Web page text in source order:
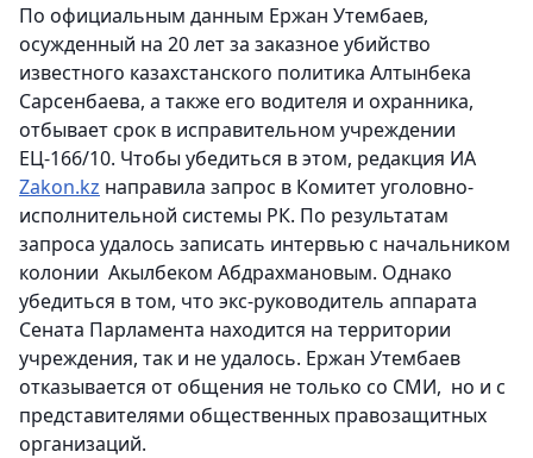
По официальным данным Ержан Утембаев,
осужденный на 20 лет за заказное убийство
известного казахстанского политика Алтынбека
Сарсенбаева, а также его водителя и охранника,
отбывает срок в исправительном учреждении
ЕЦ-166/10. Чтобы убедиться в этом, редакция ИА
Zakon.kz направила запрос в Комитет уголовно-
исполнительной системы РК. По результатам
запроса удалось записать интервью с начальником
колонии Акылбеком Абдрахмановым. Однако
убедиться в том, что экс-руководитель аппарата
Сената Парламента находится на территории
учреждения, так и не удалось. Ержан Утембаев
отказывается от общения не только со СМИ, но и с
представителями общественных правозащитных
организаций.